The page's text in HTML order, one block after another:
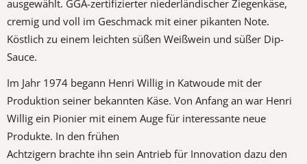
ausgewählt. GGA-zertifizierter niederländischer Ziegenkäse,
cremig und voll im Geschmack mit einer pikanten Note.
Köstlich zu einem leichten süßen Weißwein und süßer Dip-
Sauce.
Im Jahr 1974 begann Henri Willig in Katwoude mit der
Produktion seiner bekannten Käse. Von Anfang an war Henri
Willig ein Pionier mit einem Auge für interessante neue
Produkte. In den frühen
Achtzigern brachte ihn sein Antrieb für Innovation dazu den